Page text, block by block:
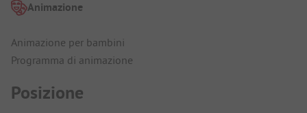
Animazione
Animazione per bambini
Programma di animazione
Posizione